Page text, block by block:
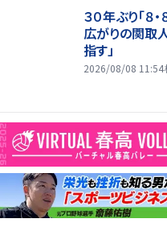
３０年ぶり「８
広がりの関取
指す」
2026/08/08 11:54